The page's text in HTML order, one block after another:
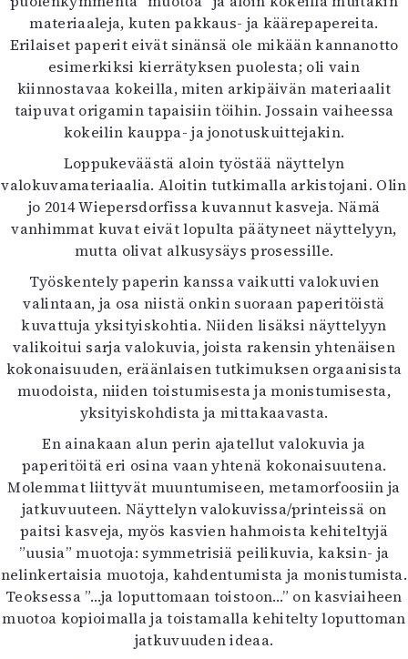
materiaaleja, kuten pakkaus- ja käärepapereita.
Erilaiset paperit eivät sinänsä ole mikään kannanotto
esimerkiksi kierrätyksen puolesta; oli vain
kiinnostavaa kokeilla, miten arkipäivän materiaalit
taipuvat origamin tapaisiin töihin. Jossain vaiheessa
kokeilin kauppa- ja jonotuskuittejakin.
Loppukeväästä aloin työstää näyttelyn
valokuvamateriaalia. Aloitin tutkimalla arkistojani. Olin
jo 2014 Wiepersdorfissa kuvannut kasveja. Nämä
vanhimmat kuvat eivät lopulta päätyneet näyttelyyn,
mutta olivat alkusysäys prosessille.
Työskentely paperin kanssa vaikutti valokuvien
valintaan, ja osa niistä onkin suoraan paperitöistä
kuvattuja yksityiskohtia. Niiden lisäksi näyttelyyn
valikoitui sarja valokuvia, joista rakensin yhtenäisen
kokonaisuuden, eräänlaisen tutkimuksen orgaanisista
muodoista, niiden toistumisesta ja monistumisesta,
yksityiskohdista ja mittakaavasta.
En ainakaan alun perin ajatellut valokuvia ja
paperitöitä eri osina vaan yhtenä kokonaisuutena.
Molemmat liittyvät muuntumiseen, metamorfoosiin ja
jatkuvuuteen. Näyttelyn valokuvissa/printeissä on
paitsi kasveja, myös kasvien hahmoista kehiteltyjä
”uusia” muotoja: symmetrisiä peilikuvia, kaksin- ja
nelinkertaisia muotoja, kahdentumista ja monistumista.
Teoksessa ”…ja loputtomaan toistoon…” on kasviaiheen
muotoa kopioimalla ja toistamalla kehitelty loputtoman
jatkuvuuden ideaa.